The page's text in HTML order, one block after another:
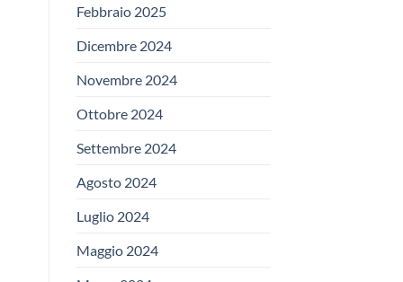
Febbraio 2025
Dicembre 2024
Novembre 2024
Ottobre 2024
Settembre 2024
Agosto 2024
Luglio 2024
Maggio 2024